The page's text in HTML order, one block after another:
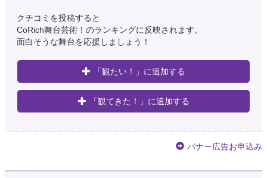
クチコミを投稿すると
CoRich舞台芸術！のランキングに反映されます。
面白そうな舞台を応援しましょう！
「観たい！」に追加する
「観てきた！」に追加する
バナー広告お申込み